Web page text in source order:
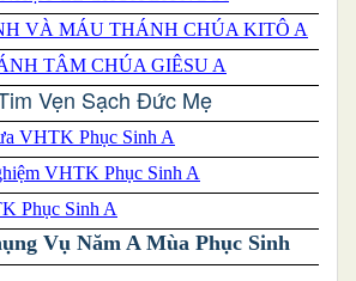
VÀ MÁU THÁNH CHÚA KITÔ A
TÂM CHÚA GIÊSU A
Vẹn Sạch Đức Mẹ
VHTK Phục Sinh A
VHTK Phục Sinh A
Phục Sinh A
Vụ Năm A Mùa Phục Sinh